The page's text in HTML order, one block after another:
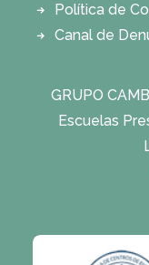
Política de
Canal de
GRUPO
Escuelas